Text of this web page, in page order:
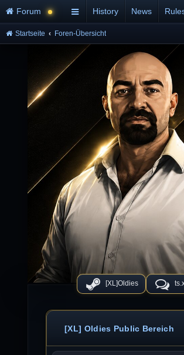
[XL]Oldies
Forum History News
Startseite Foren-Übersicht
[XL] Oldies Public Bereich